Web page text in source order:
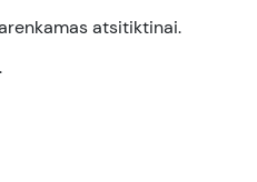
atsitiktinai.